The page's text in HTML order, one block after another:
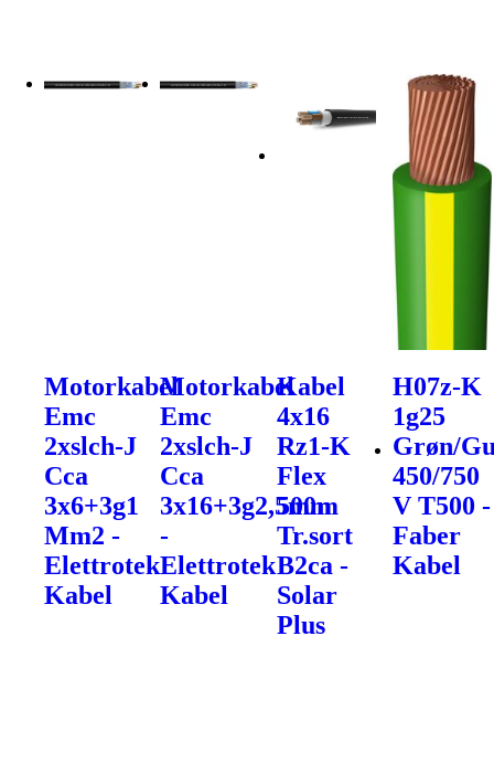
Motorkabel
Emc
2xslch-J
Cca
3x6+3g1
Mm2 -
Elettrotek
Kabel
Motorkabel
Emc
2xslch-J
Cca
3x16+3g2,5mm
-
Elettrotek
Kabel
Kabel
4x16
Rz1-K
Flex
500m
Tr.sort
B2ca -
Solar
Plus
H07z-K
1g25
Grøn/
450/750
V T500 -
Faber
Kabel